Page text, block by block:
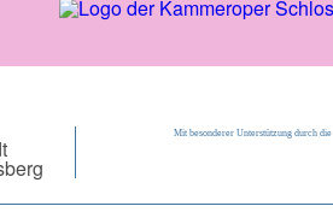
Mit besonderer Unterstützung durch die